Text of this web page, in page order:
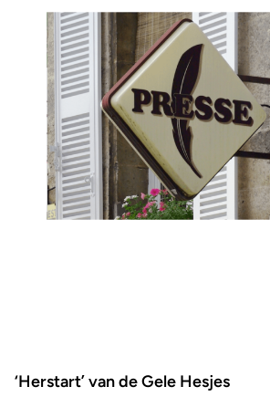
‘Herstart’ van de Gele Hesjes